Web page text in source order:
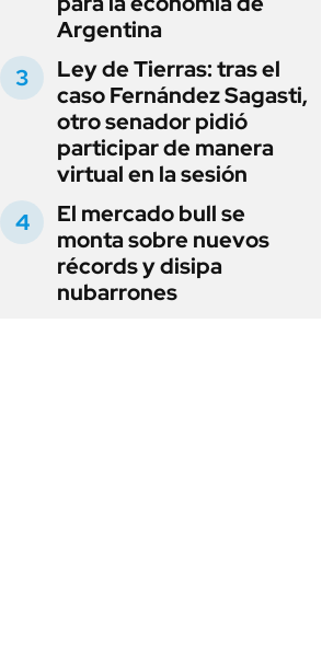
Argentina
Ley de Tierras: tras el
caso Fernández Sagasti,
otro senador pidió
participar de manera
virtual en la sesión
El mercado bull se
monta sobre nuevos
récords y disipa
nubarrones